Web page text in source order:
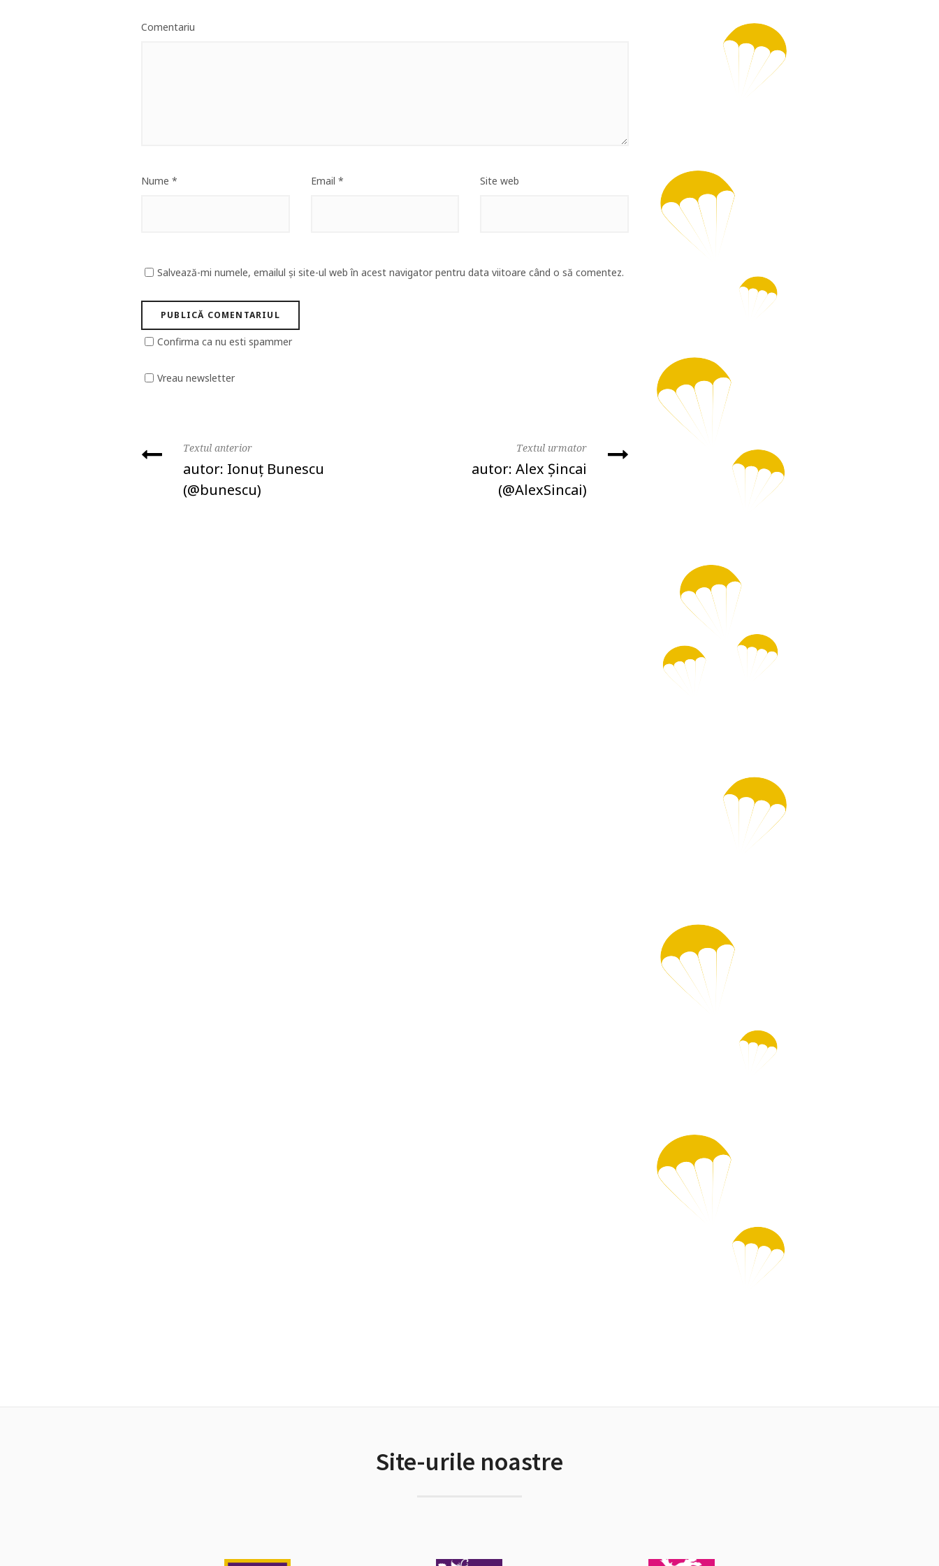
Comentariu
Nume * Email * Site web
Salvează-mi numele, emailul și site-ul web în acest navigator pentru data viitoare când o să comentez.
Confirma ca nu esti spammer
Vreau newsletter
Textul anterior
autor: Ionuţ Bunescu
(@bunescu)
Textul urmator
autor: Alex Şincai
(@AlexSincai)
Site-urile noastre